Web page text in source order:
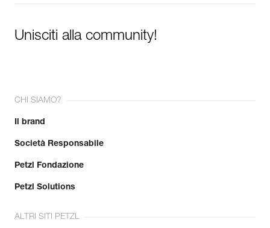
Unisciti alla community!
CHI SIAMO?
Il brand
Società Responsabile
Petzl Fondazione
Petzl Solutions
ALTRI SITI PETZL